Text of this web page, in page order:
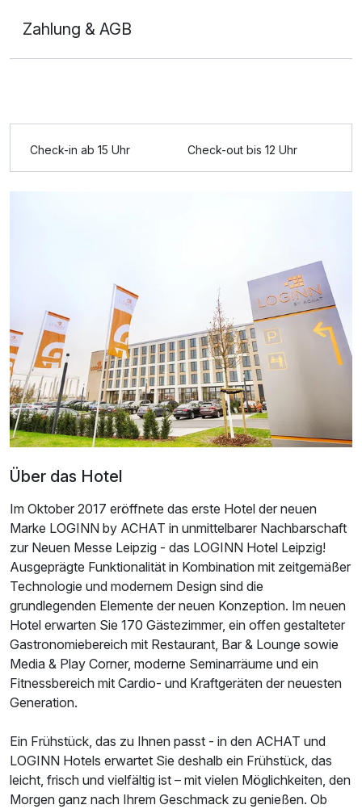
Zusatznächte
Für 3 Tage 99,00 €
Doppelzimmer zur Einzelnutzung
1 Erwachsenen und 2 Kinder
Ausstattung
Zusatznächte
Zahlung & AGB
Check-in ab 15 Uhr Check-out bis 12 Uhr
Über das Hotel
Im Oktober 2017 eröffnete das erste Hotel der neuen
Marke LOGINN by ACHAT in unmittelbarer Nachbarschaft
zur Neuen Messe Leipzig - das LOGINN Hotel Leipzig!
Ausgeprägte Funktionalität in Kombination mit zeitgemäßer
Technologie und modernem Design sind die
grundlegenden Elemente der neuen Konzeption. Im neuen
Hotel erwarten Sie 170 Gästezimmer, ein offen gestalteter
Gastronomiebereich mit Restaurant, Bar & Lounge sowie
Media & Play Corner, moderne Seminarräume und ein
Fitnessbereich mit Cardio- und Kraftgeräten der neuesten
Generation.
Ein Frühstück, das zu Ihnen passt - in den ACHAT und
LOGINN Hotels erwartet Sie deshalb ein Frühstück, das
leicht, frisch und vielfältig ist – mit vielen Möglichkeiten, den
Morgen ganz nach Ihrem Geschmack zu genießen. Ob